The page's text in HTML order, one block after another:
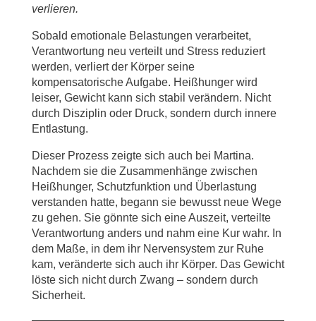
verlieren.
Sobald emotionale Belastungen verarbeitet,
Verantwortung neu verteilt und Stress reduziert
werden, verliert der Körper seine
kompensatorische Aufgabe. Heißhunger wird
leiser, Gewicht kann sich stabil verändern. Nicht
durch Disziplin oder Druck, sondern durch innere
Entlastung.
Dieser Prozess zeigte sich auch bei Martina.
Nachdem sie die Zusammenhänge zwischen
Heißhunger, Schutzfunktion und Überlastung
verstanden hatte, begann sie bewusst neue Wege
zu gehen. Sie gönnte sich eine Auszeit, verteilte
Verantwortung anders und nahm eine Kur wahr. In
dem Maße, in dem ihr Nervensystem zur Ruhe
kam, veränderte sich auch ihr Körper. Das Gewicht
löste sich nicht durch Zwang – sondern durch
Sicherheit.